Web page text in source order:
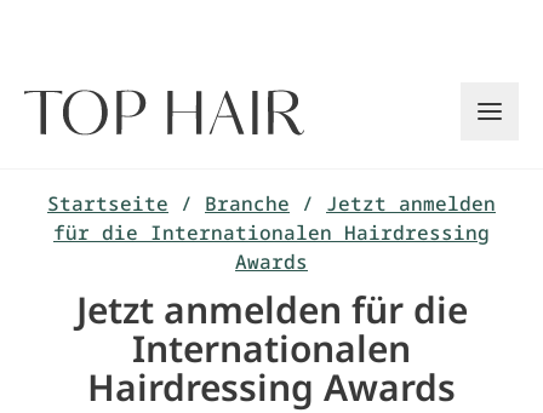
Startseite / Branche / Jetzt anmelden
für die Internationalen Hairdressing
Awards
Jetzt anmelden für die
Internationalen
Hairdressing Awards